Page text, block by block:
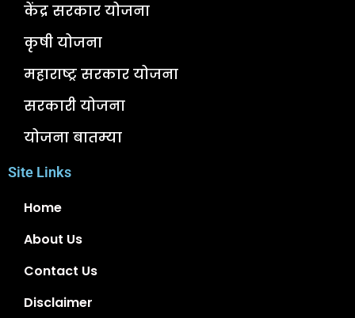
केंद्र सरकार योजना
कृषी योजना
महाराष्ट्र सरकार योजना
सरकारी योजना
योजना बातम्या
Site Links
Home
About Us
Contact Us
Disclaimer